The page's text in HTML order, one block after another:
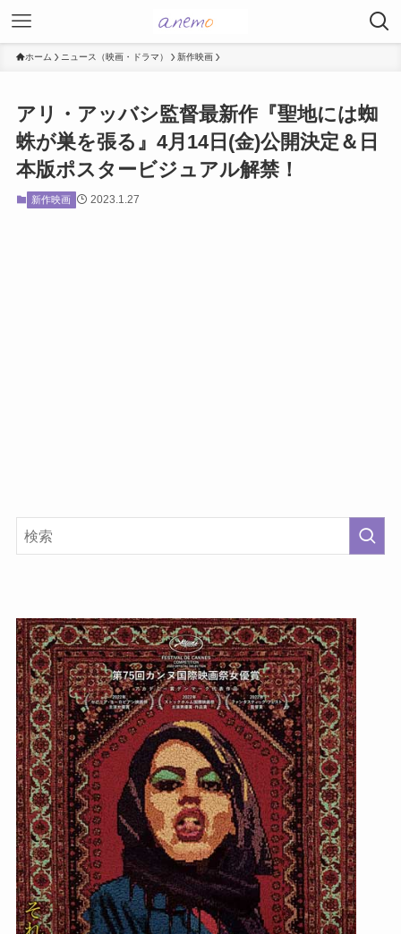
ホーム ニュース（映画・ドラマ） 新作映画
アリ・アッバシ監督最新作『聖地には蜘
蛛が巣を張る』4月14日(金)公開決定＆日
本版ポスタービジュアル解禁！
新作映画 2023.1.27